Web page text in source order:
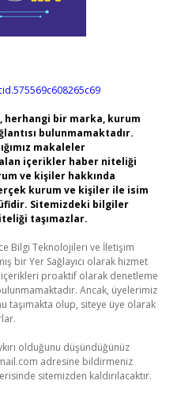
herhangi bir marka, kurum
bulunmamaktadır.
makaleler
içerikler haber niteliği
ve kişiler hakkında
kurum ve kişiler ile isim
Sitemizdeki bilgiler
taşımazlar.
Bilgi Teknolojileri ve İletişim
bir Yer Sağlayıcı olarak hizmet
proaktif olarak denetleme
Ancak, üyelerimiz
taşımakta olup, siteye üye olarak
olduğunu düşündüğünüz
adresine bildirmeniz
sitemizden kaldırılacaktır.